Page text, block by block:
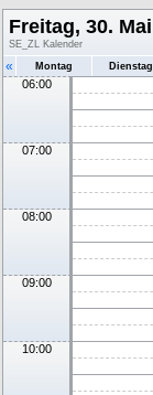
Freitag, 30. Mai
SE_ZL Kalender
« Montag Dienstag
06:00
07:00
08:00
09:00
10:00